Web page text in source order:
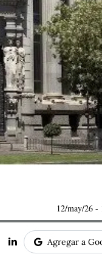
12/may/26 -
Agregar a